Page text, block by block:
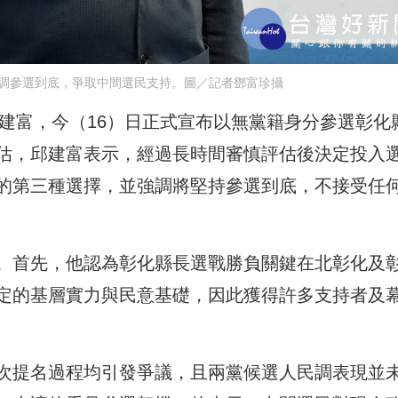
參選到底，爭取中間選民支持。圖／記者鄧富珍攝
富，今（16）日正式宣布以無黨籍身分參選彰化
，邱建富表示，經過長時間審慎評估後決定投入
第三種選擇，並強調將堅持參選到底，不接受任
首先，他認為彰化縣長選戰勝負關鍵在北彰化及
的基層實力與民意基礎，因此獲得許多支持者及
提名過程均引發爭議，且兩黨候選人民調表現並